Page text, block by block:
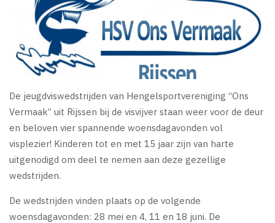
De jeugdviswedstrijden van Hengelsportvereniging “Ons
Vermaak” uit Rijssen bij de visvijver staan weer voor de deur
en beloven vier spannende woensdagavonden vol
visplezier! Kinderen tot en met 15 jaar zijn van harte
uitgenodigd om deel te nemen aan deze gezellige
wedstrijden.
De wedstrijden vinden plaats op de volgende
woensdagavonden: 28 mei en 4, 11 en 18 juni. De